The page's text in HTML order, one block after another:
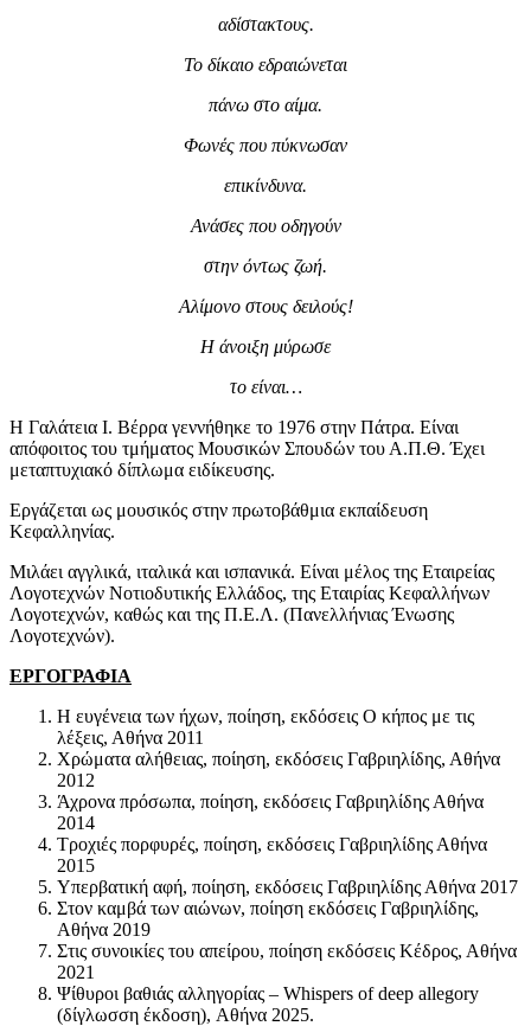
αδίστακτους.
Το δίκαιο εδραιώνεται
πάνω στο αίμα.
Φωνές που πύκνωσαν
επικίνδυνα.
Ανάσες που οδηγούν
στην όντως ζωή.
Αλίμονο στους δειλούς!
Η άνοιξη μύρωσε
το είναι…
Η Γαλάτεια Ι. Βέρρα γεννήθηκε το 1976 στην Πάτρα. Είναι
απόφοιτος του τμήματος Μουσικών Σπουδών του Α.Π.Θ. Έχει
μεταπτυχιακό δίπλωμα ειδίκευσης.
Εργάζεται ως μουσικός στην πρωτοβάθμια εκπαίδευση
Κεφαλληνίας.
Μιλάει αγγλικά, ιταλικά και ισπανικά. Είναι μέλος της Εταιρείας
Λογοτεχνών Νοτιοδυτικής Ελλάδος, της Εταιρίας Κεφαλλήνων
Λογοτεχνών, καθώς και της Π.Ε.Λ. (Πανελλήνιας Ένωσης
Λογοτεχνών).
ΕΡΓΟΓΡΑΦΙΑ
Η ευγένεια των ήχων, ποίηση, εκδόσεις Ο κήπος με τις
λέξεις, Αθήνα 2011
Χρώματα αλήθειας, ποίηση, εκδόσεις Γαβριηλίδης, Αθήνα
2012
Άχρονα πρόσωπα, ποίηση, εκδόσεις Γαβριηλίδης Αθήνα
2014
Τροχιές πορφυρές, ποίηση, εκδόσεις Γαβριηλίδης Αθήνα
2015
Υπερβατική αφή, ποίηση, εκδόσεις Γαβριηλίδης Αθήνα 2017
Στον καμβά των αιώνων, ποίηση εκδόσεις Γαβριηλίδης,
Αθήνα 2019
Στις συνοικίες του απείρου, ποίηση εκδόσεις Κέδρος, Αθήνα
2021
Ψίθυροι βαθιάς αλληγορίας – Whispers of deep allegory
(δίγλωσση έκδοση), Αθήνα 2025.